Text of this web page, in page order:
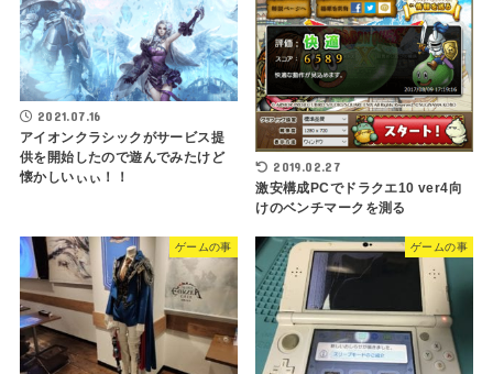
2021.07.16
アイオンクラシックがサービス提
供を開始したので遊んでみたけど
懐かしいぃぃ！！
2019.02.27
激安構成PCでドラクエ10 ver4向
けのベンチマークを測る
ゲームの事 ゲームの事